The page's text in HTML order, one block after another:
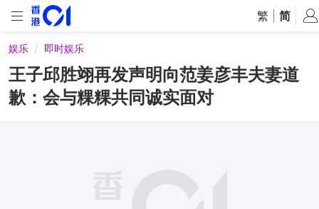
繁 简
娱乐 即时娱乐
王子邱胜翊再发声明向范姜彦丰夫妻道
歉：会与粿粿共同诚实⾯对